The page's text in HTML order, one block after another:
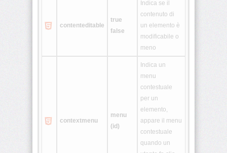
contenteditable
true
false
Indica se il
contenuto di
un elemento è
modificabile o
meno
contextmenu
menu
(id)
Indica un
menu
contestuale
per un
elemento,
appare il menu
contestuale
quando un